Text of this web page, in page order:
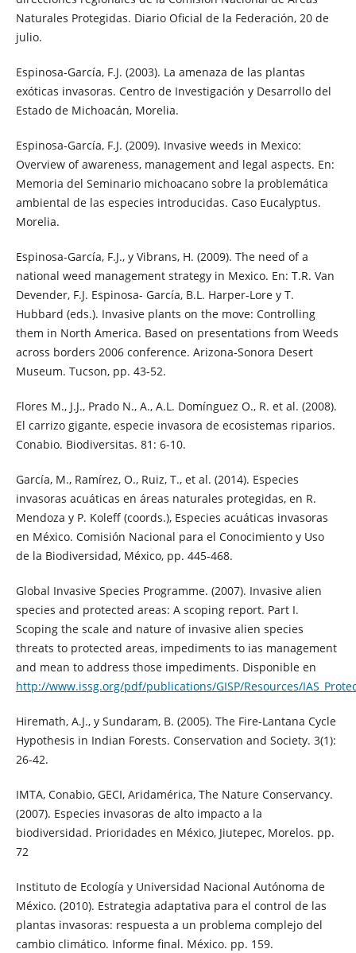
Naturales Protegidas. Diario Oficial de la Federación, 20 de
julio.
Espinosa-García, F.J. (2003). La amenaza de las plantas
exóticas invasoras. Centro de Investigación y Desarrollo del
Estado de Michoacán, Morelia.
Espinosa-García, F.J. (2009). Invasive weeds in Mexico:
Overview of awareness, management and legal aspects. En:
Memoria del Seminario michoacano sobre la problemática
ambiental de las especies introducidas. Caso Eucalyptus.
Morelia.
Espinosa-García, F.J., y Vibrans, H. (2009). The need of a
national weed management strategy in Mexico. En: T.R. Van
Devender, F.J. Espinosa- García, B.L. Harper-Lore y T.
Hubbard (eds.). Invasive plants on the move: Controlling
them in North America. Based on presentations from Weeds
across borders 2006 conference. Arizona-Sonora Desert
Museum. Tucson, pp. 43-52.
Flores M., J.J., Prado N., A., A.L. Domínguez O., R. et al. (2008).
El carrizo gigante, especie invasora de ecosistemas riparios.
Conabio. Biodiversitas. 81: 6-10.
García, M., Ramírez, O., Ruiz, T., et al. (2014). Especies
invasoras acuáticas en áreas naturales protegidas, en R.
Mendoza y P. Koleff (coords.), Especies acuáticas invasoras
en México. Comisión Nacional para el Conocimiento y Uso
de la Biodiversidad, México, pp. 445-468.
Global Invasive Species Programme. (2007). Invasive alien
species and protected areas: A scoping report. Part I.
Scoping the scale and nature of invasive alien species
threats to protected areas, impediments to ias management
and mean to address those impediments. Disponible en
http://www.issg.org/pdf/publications/GISP/Resources/
Hiremath, A.J., y Sundaram, B. (2005). The Fire-Lantana Cycle
Hypothesis in Indian Forests. Conservation and Society. 3(1):
26-42.
IMTA, Conabio, GECI, Aridamérica, The Nature Conservancy.
(2007). Especies invasoras de alto impacto a la
biodiversidad. Prioridades en México, Jiutepec, Morelos. pp.
72
Instituto de Ecología y Universidad Nacional Autónoma de
México. (2010). Estrategia adaptativa para el control de las
plantas invasoras: respuesta a un problema complejo del
cambio climático. Informe final. México. pp. 159.